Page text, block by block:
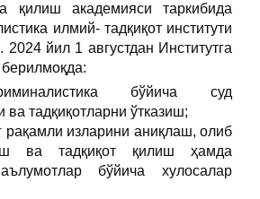
қилиш академияси таркибида
илмий- тадқиқот институти
йил 1 августдан Институтга
берилмоқда:
бўйича суд
ва тадқиқотларни ўтказиш;
рақамли изларини аниқлаш, олиб
ва тадқиқот қилиш ҳамда
бўйича хулосалар